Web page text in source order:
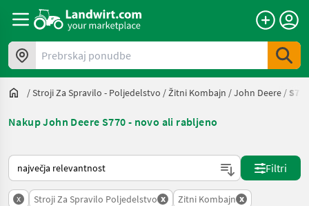
Prebrskaj ponudbe
/Stroji Za Spravilo - Poljedelstvo /Žitni Kombajn /John Deere /S770
Nakup John Deere S770 - novo ali rabljeno
Tako je razvrščeno na Landwirt.com
Filtri
x Stroji Za Spravilo Poljedelstvo x Zitni Kombajn x